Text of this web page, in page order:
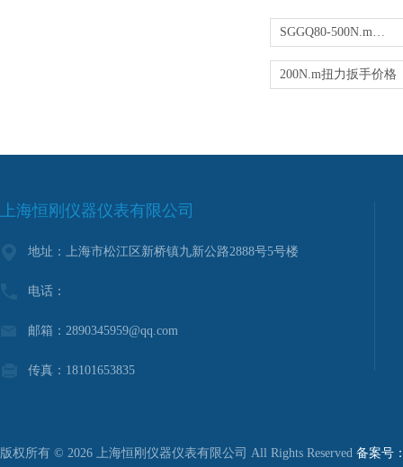
SGGQ80-500N.m钢筋扭力扳手 钢筋连接检测扳手
200N.m扭力扳手价格
上海恒刚仪器仪表有限公司
地址：上海市松江区新桥镇九新公路2888号5号楼
电话：
邮箱：2890345959@qq.com
传真：18101653835
版权所有 © 2026 上海恒刚仪器仪表有限公司 All Rights Reserved 备案号